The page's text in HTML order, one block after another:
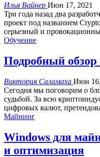
Илья Вайнер Июн 17, 2021
Три года назад два
проект под названием
серьезный и
Обучение
Подробный
Виктория Саламаха Июн 16,
Сегодня мы поговорим о
судьбой. За всю
цифровых валют,
Майнинг
Windows для
и оптимизация